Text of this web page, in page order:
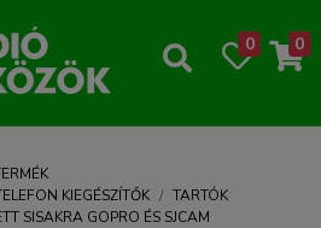
0 0
KIEGÉSZÍTŐK
TARTÓK
SISAKRA GOPRO ÉS SJCAM